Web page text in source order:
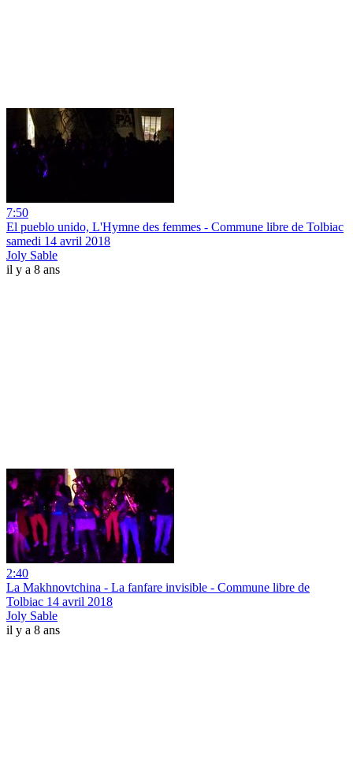
7:50
El pueblo unido, L'Hymne des femmes - Commune libre de Tolbiac
samedi 14 avril 2018
Joly Sable
il y a 8 ans
2:40
La Makhnovtchina - La fanfare invisible - Commune libre de
Tolbiac 14 avril 2018
Joly Sable
il y a 8 ans